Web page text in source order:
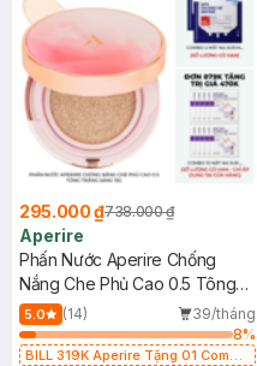
295.000 ₫738.000 ₫
Aperire
Phấn Nước Aperire Chống
Nắng Che Phủ Cao 0.5 Tông
Trắng Sáng 13g
5.0 (14)
39/tháng
8%
BILL 319K Aperire Tặng 01 Combo